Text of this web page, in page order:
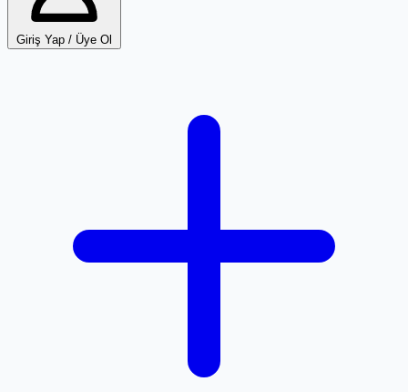
Giriş Yap / Üye Ol